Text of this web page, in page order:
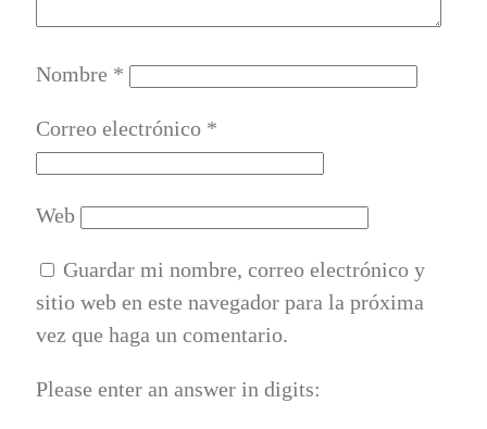
Nombre *
Correo electrónico *
Web
Guardar mi nombre, correo electrónico y
sitio web en este navegador para la próxima
vez que haga un comentario.
Please enter an answer in digits: